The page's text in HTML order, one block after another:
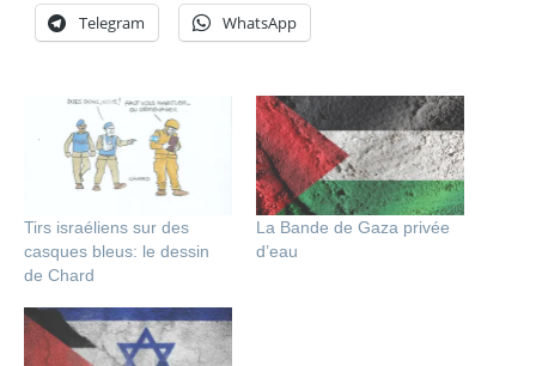
Telegram WhatsApp
Tirs israéliens sur des
casques bleus: le dessin
de Chard
La Bande de Gaza privée
d’eau